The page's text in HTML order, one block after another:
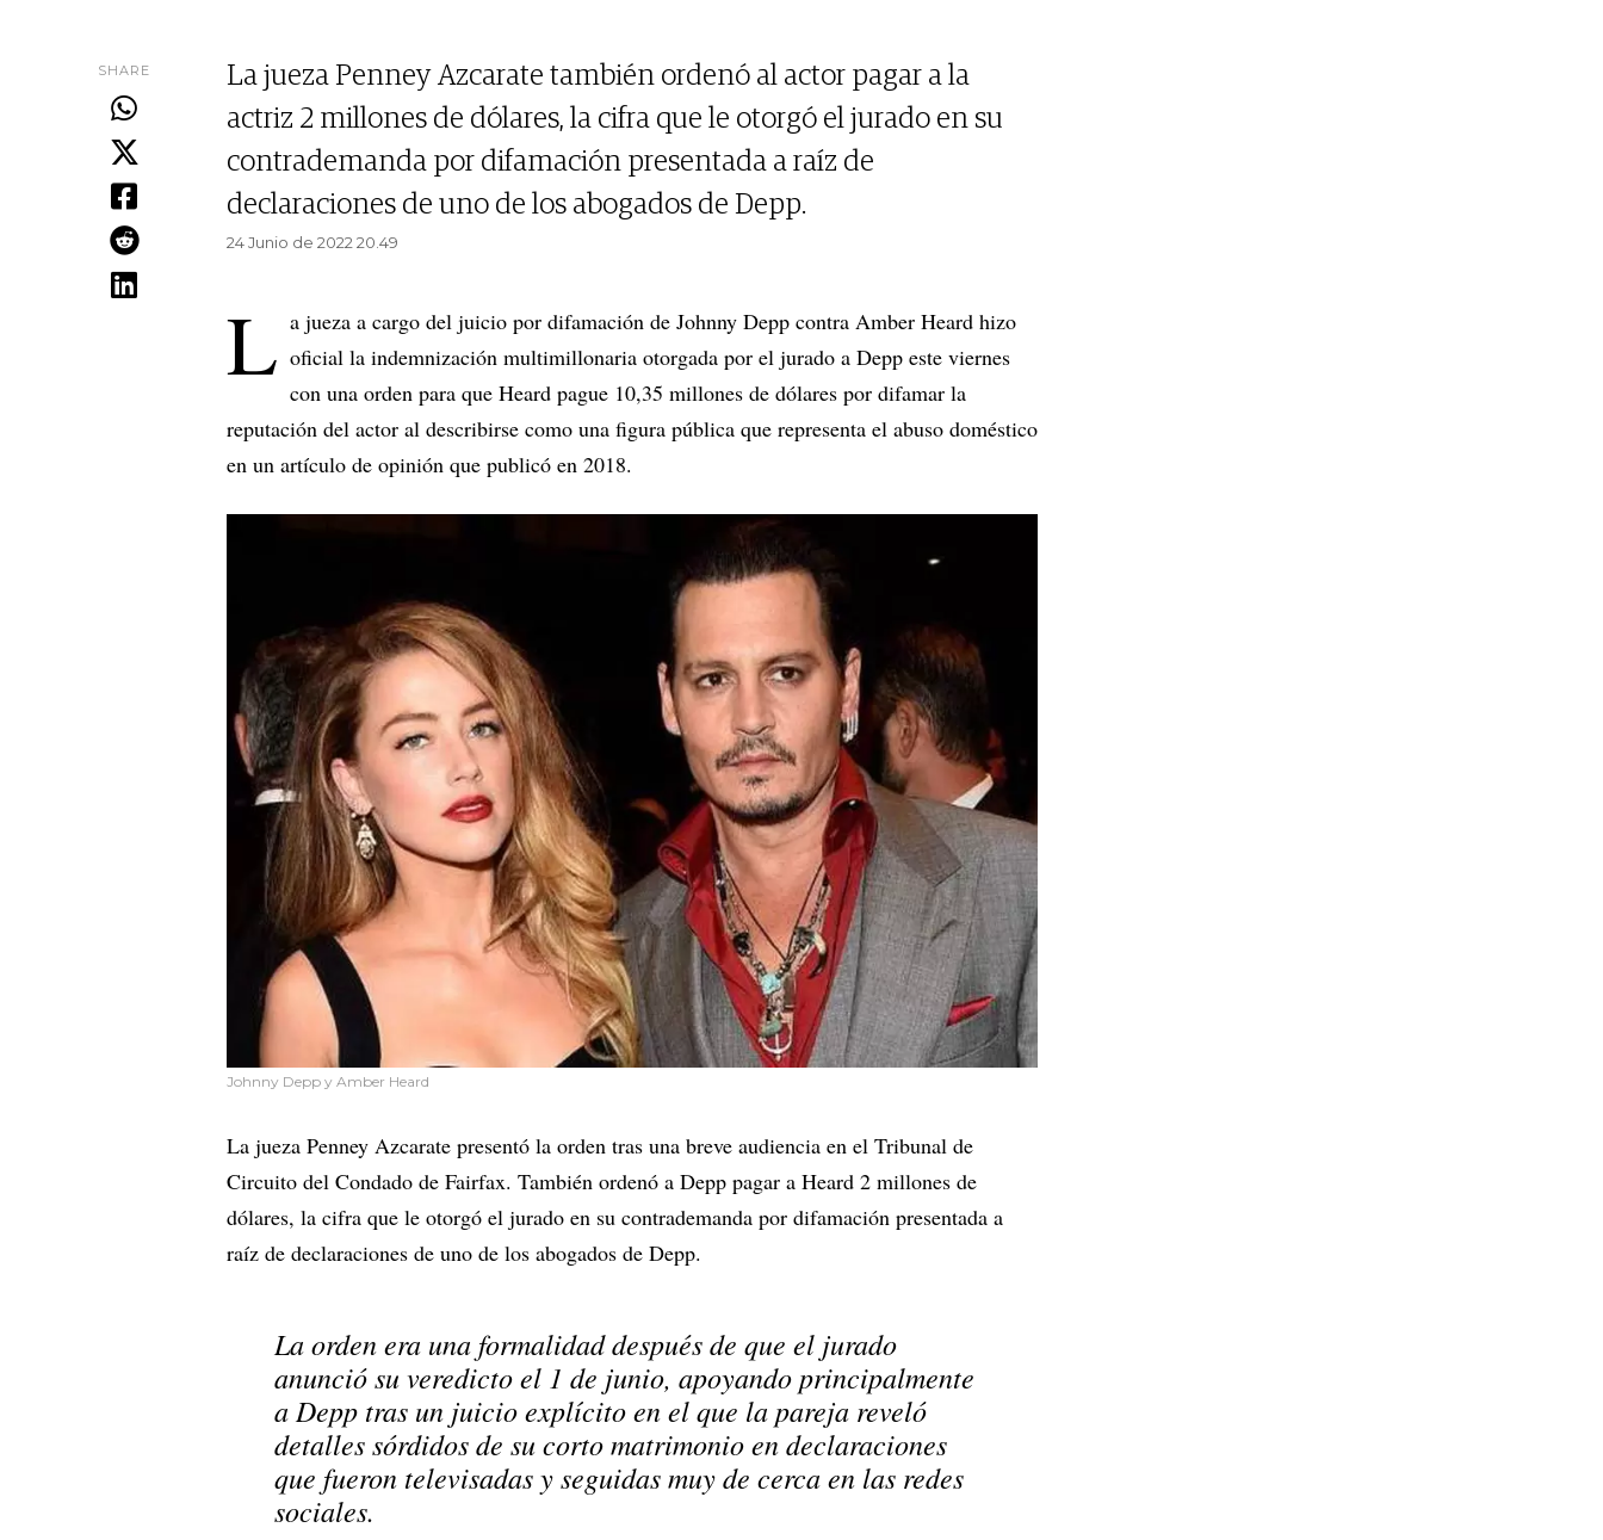
SHARE
La jueza Penney Azcarate también ordenó al actor pagar a la
actriz 2 millones de dólares, la cifra que le otorgó el jurado en su
contrademanda por difamación presentada a raíz de
declaraciones de uno de los abogados de Depp.
24 Junio de 2022 20.49
L a jueza a cargo del juicio por difamación de Johnny Depp contra Amber Heard hizo
oficial la indemnización multimillonaria otorgada por el jurado a Depp este viernes
con una orden para que Heard pague 10,35 millones de dólares por difamar la
reputación del actor al describirse como una figura pública que representa el abuso doméstico
en un artículo de opinión que publicó en 2018.
Johnny Depp y Amber Heard
La jueza Penney Azcarate presentó la orden tras una breve audiencia en el Tribunal de
Circuito del Condado de Fairfax. También ordenó a Depp pagar a Heard 2 millones de
dólares, la cifra que le otorgó el jurado en su contrademanda por difamación presentada a
raíz de declaraciones de uno de los abogados de Depp.
La orden era una formalidad después de que el jurado
anunció su veredicto el 1 de junio, apoyando principalmente
a Depp tras un juicio explícito en el que la pareja reveló
detalles sórdidos de su corto matrimonio en declaraciones
que fueron televisadas y seguidas muy de cerca en las redes
sociales.